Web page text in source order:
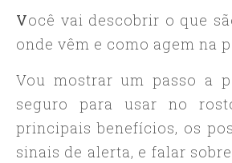
Você vai descobrir o que são espículas, de
onde vêm e como agem na
Vou mostrar um passo a
seguro para usar no
principais benefícios, os
sinais de alerta, e falar